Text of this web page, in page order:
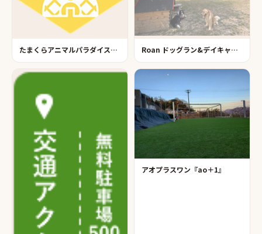
たまくらアニマルパラダイス・玉重リゾート Roan ドッグラン&デイキャンプ広島
アオプラスワン『ao＋1』